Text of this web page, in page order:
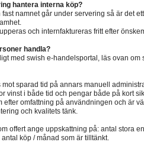
hantera interna köp?
fast namnet går under servering så är det
och internfaktureras fritt efter
handla?
med swish e-handelsportal, läs ovan om
mot sparad tid på annars manuell
vinst i både tid och pengar både på kort
efter omfattning på användningen och är
och kvalitets tänk.
offert ange uppskattning på: antal stora
köp / månad som är tilltänkt.